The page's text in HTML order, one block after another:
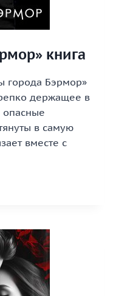
книга
города Бэрмор»
держащее в
опасные
в самую
вместе с